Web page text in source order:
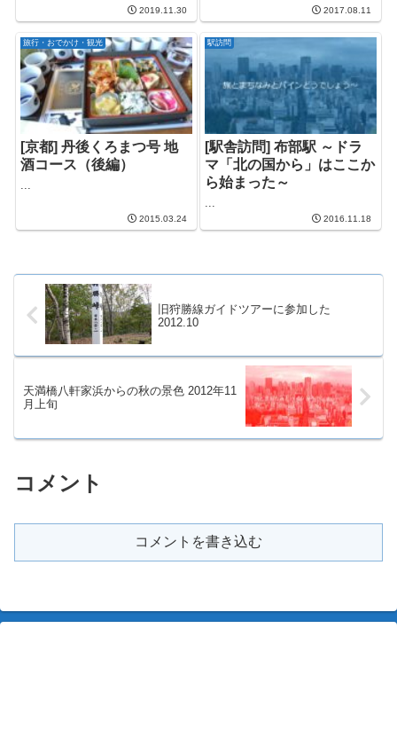
2019.11.30 2017.08.11
旅行・おでかけ・観光
[京都] 丹後くろまつ号 地
酒コース（後編）
2015.03.24
駅訪問
[駅舎訪問] 布部駅 ～ドラ
マ「北の国から」はここか
ら始まった～
2016.11.18
旧狩勝線ガイドツアーに参加した
2012.10
天満橋八軒家浜からの秋の景色 2012年11
月上旬
コメント
コメントを書き込む